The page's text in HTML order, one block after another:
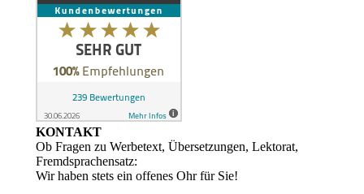
KONTAKT
Ob Fragen zu Werbetext, Übersetzungen, Lektorat,
Fremdsprachensatz:
Wir haben stets ein offenes Ohr für Sie!